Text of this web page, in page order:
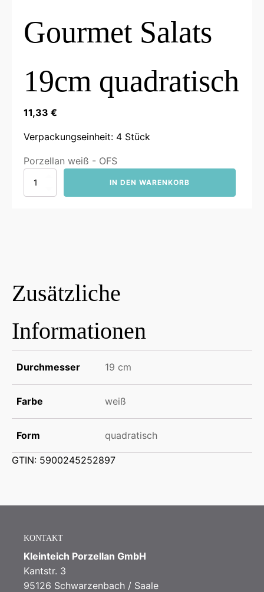
Gourmet Salats
19cm quadratisch
11,33 €
Verpackungseinheit: 4 Stück
Porzellan weiß - OFS
Gourmet
IN DEN WARENKORB
Zusätzliche
Informationen
Durchmesser 19 cm
Farbe weiß
Form quadratisch
GTIN: 5900245252897
KONTAKT
Kleinteich Porzellan GmbH
Kantstr. 3
95126 Schwarzenbach / Saale